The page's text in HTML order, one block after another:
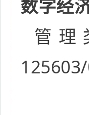
数字经
管理
125603/